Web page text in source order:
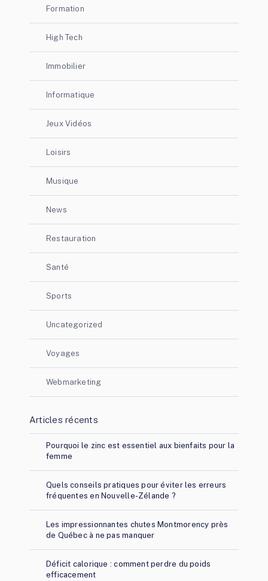
Formation
High Tech
Immobilier
Informatique
Jeux Vidéos
Loisirs
Musique
News
Restauration
Santé
Sports
Uncategorized
Voyages
Webmarketing
Articles récents
Pourquoi le zinc est essentiel aux bienfaits pour la
femme
Quels conseils pratiques pour éviter les erreurs
fréquentes en Nouvelle-Zélande ?
Les impressionnantes chutes Montmorency près
de Québec à ne pas manquer
Déficit calorique : comment perdre du poids
efficacement